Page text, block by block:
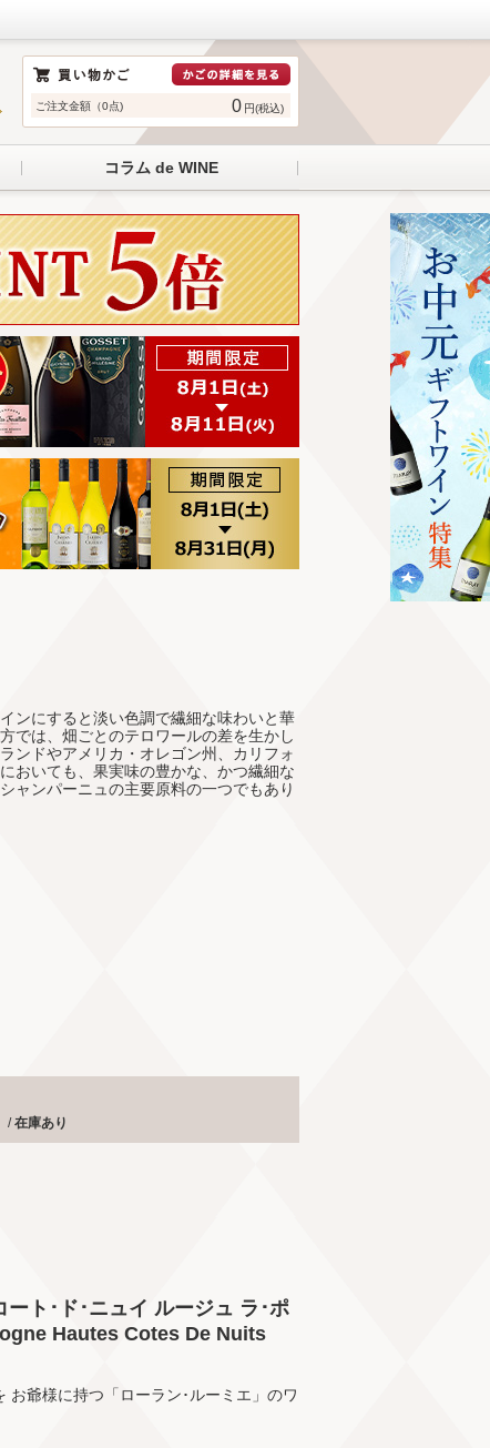
ご注文金額（0点) 0 円(税込)
コラム de WINE
ンにすると淡い色調で繊細な味わいと華
では、畑ごとのテロワールの差を生かし
ンドやアメリカ・オレゴン州、カリフォ
おいても、果実味の豊かな、かつ繊細な
ャンパーニュの主要原料の一つでもあり
/在庫あり
ト･ド･ニュイ ルージュ ラ･ポ
Hautes Cotes De Nuits
お爺様に持つ「ローラン･ルーミエ」のワ